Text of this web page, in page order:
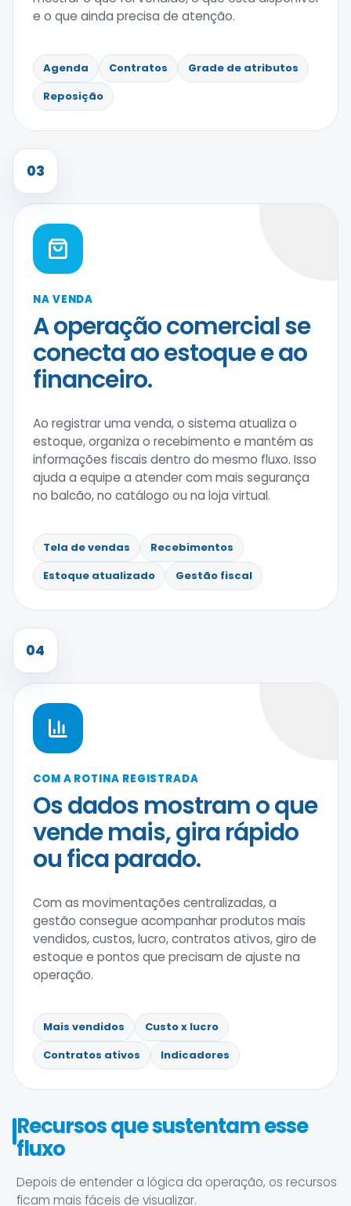
e o que ainda precisa de atenção.
Agenda Contratos
Grade de atributos
Reposição
03
NA VENDA
A operação comercial se
conecta ao estoque e ao
financeiro.
Ao registrar uma venda, o sistema atualiza o
estoque, organiza o recebimento e mantém as
informações fiscais dentro do mesmo fluxo. Isso
ajuda a equipe a atender com mais segurança
no balcão, no catálogo ou na loja virtual.
Tela de vendas
Recebimentos
Estoque atualizado
Gestão fiscal
04
COM A ROTINA REGISTRADA
Os dados mostram o que
vende mais, gira rápido
ou fica parado.
Com as movimentações centralizadas, a
gestão consegue acompanhar produtos mais
vendidos, custos, lucro, contratos ativos, giro de
estoque e pontos que precisam de ajuste na
operação.
Mais vendidos
Custo x lucro
Contratos ativos
Indicadores
Recursos que sustentam esse
fluxo
Depois de entender a lógica da operação, os recursos
ficam mais fáceis de visualizar.